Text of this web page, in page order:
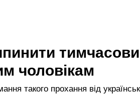
чоловікам
такого прохання від